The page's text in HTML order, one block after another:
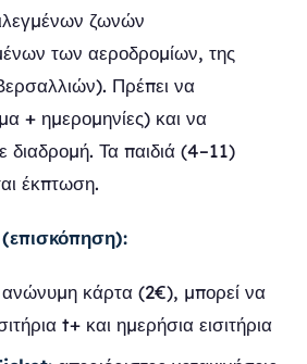
ζωνών
των αεροδρομίων, της
Πρέπει να
+ ημερομηνίες) και να
διαδρομή. Τα παιδιά (4–11)
έκπτωση.
ανώνυμη κάρτα (2€), μπορεί να
t+ και ημερήσια εισιτήρια